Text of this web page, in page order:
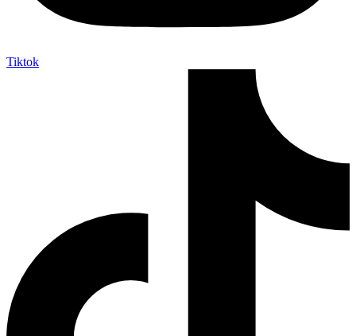
Tiktok